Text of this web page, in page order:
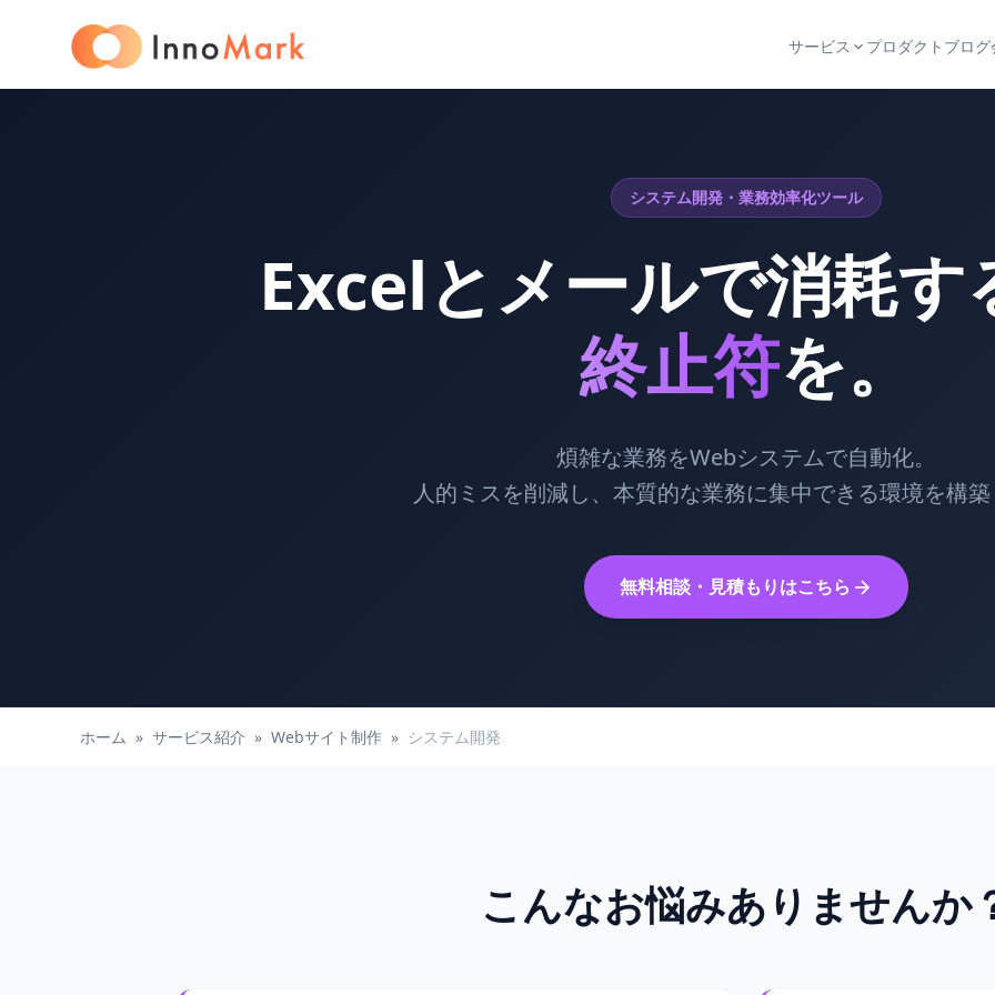
サービス プロダクト ブログ
システム開発・業務効率化ツール
Excelとメールで消耗す
終止符を。
煩雑な業務をWebシステムで自動化。
人的ミスを削減し、本質的な業務に集中できる環境を構
無料相談・見積もりはこちら
ホーム » サービス紹介 » Webサイト制作 » システム開発
こんなお悩みありませんか